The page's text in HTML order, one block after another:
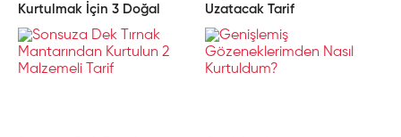
Kurtulmak İçin 3 Doğal
Çözüm
Uzatacak Tarif